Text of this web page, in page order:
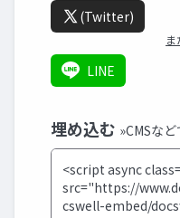
(Twitter)
LINE
埋め込む »CMSな